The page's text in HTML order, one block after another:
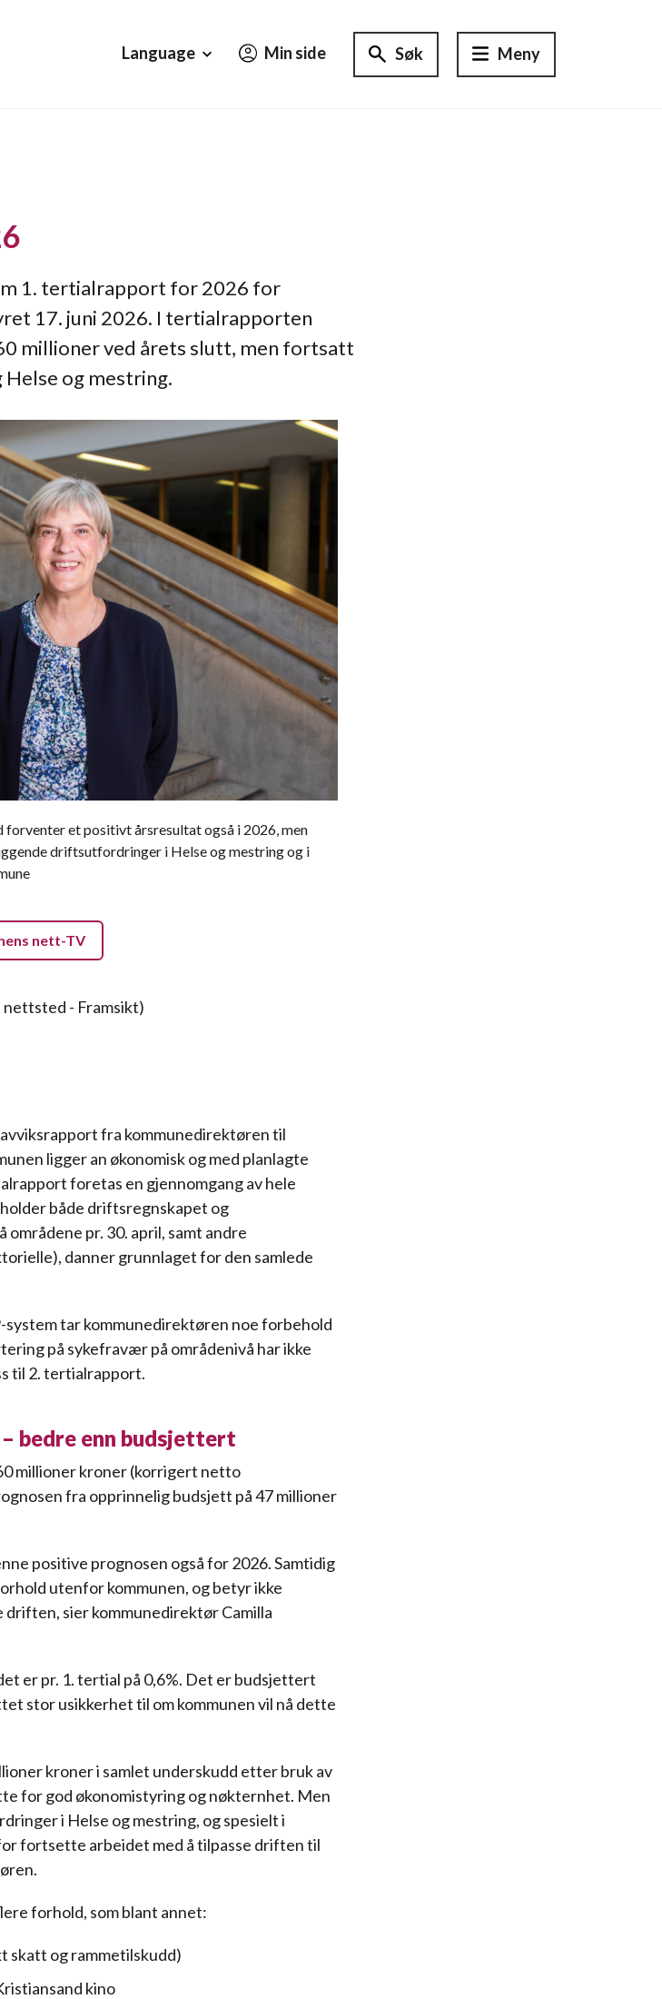
Language
Min side Søk Meny
1. tertialrapport for 2026 for
17. juni 2026. I tertialrapporten
millioner ved årets slutt, men fortsatt
og mestring.
et positivt årsresultat også i 2026, men
driftsutfordringer i Helse og mestring og i
nett-TV
nettsted - Framsikt)
fra kommunedirektøren til
ligger an økonomisk og med planlagte
foretas en gjennomgang av hele
både driftsregnskapet og
pr. 30. april, samt andre
danner grunnlaget for den samlede
system tar kommunedirektøren noe forbehold
på sykefravær på områdenivå har ikke
til 2. tertialrapport.
bedre enn budsjettert
millioner kroner (korrigert netto
fra opprinnelig budsjett på 47 millioner
positive prognosen også for 2026. Samtidig
utenfor kommunen, og betyr ikke
sier kommunedirektør Camilla
er pr. 1. tertial på 0,6%. Det er budsjettert
stor usikkerhet til om kommunen vil nå dette
kroner i samlet underskudd etter bruk av
for god økonomistyring og nøkternhet. Men
i Helse og mestring, og spesielt i
fortsette arbeidet med å tilpasse driften til
forhold, som blant annet:
skatt og rammetilskudd)
kino